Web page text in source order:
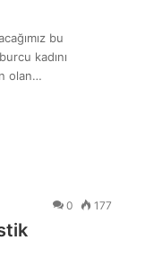
bu
kadını
olan…
0 177